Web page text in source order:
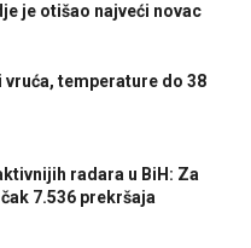
je otišao najveći novac
vruća, temperature do 38
radara u BiH: Za
7.536 prekršaja